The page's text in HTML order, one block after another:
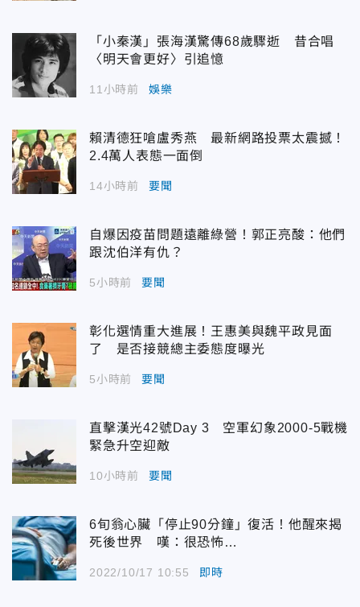
「小秦漢」張海漢驚傳68歲驟逝 昔合唱
〈明天會更好〉引追憶
11小時前 娛樂
賴清德狂嗆盧秀燕 最新網路投票太震撼！
2.4萬人表態一面倒
14小時前 要聞
自爆因疫苗問題遠離綠營！郭正亮酸：他們
跟沈伯洋有仇？
5小時前 要聞
彰化選情重大進展！王惠美與魏平政見面
了 是否接競總主委態度曝光
5小時前 要聞
直擊漢光42號Day 3 空軍幻象2000-5戰機
緊急升空迎敵
10小時前 要聞
6旬翁心臟「停止90分鐘」復活！他醒來揭
死後世界 嘆：很恐怖…
2022/10/17 10:55 即時